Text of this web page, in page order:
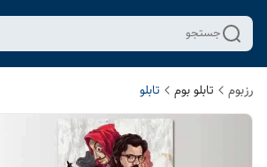
جستجو
رزبوم تابلو بوم تابلو